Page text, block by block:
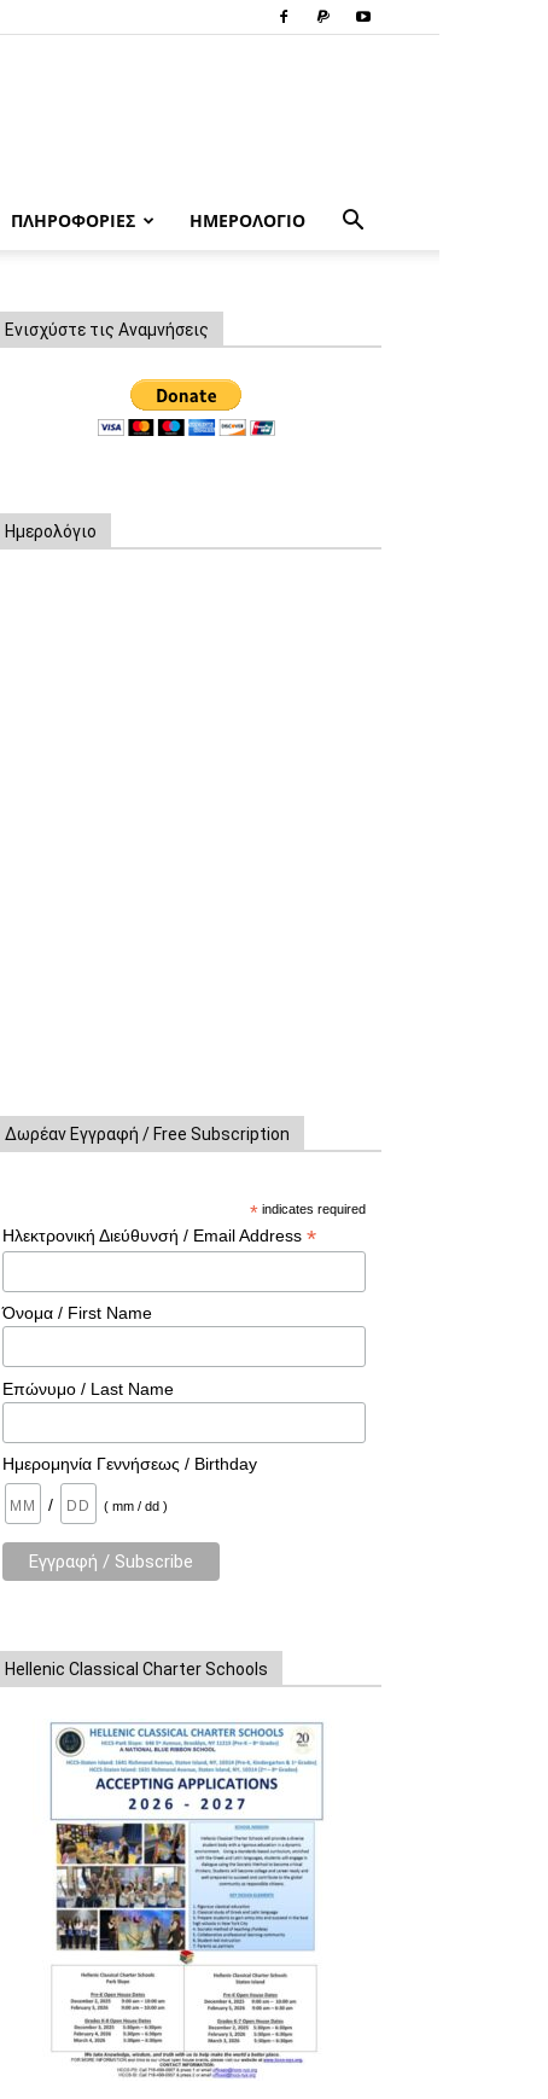
ΠΛΗΡΟΦΟΡΙΕΣ ΗΜΕΡΟΛΟΓΙΟ
Ενισχύστε τις Αναμνήσεις
Ημερολόγιο
Δωρέαν Εγγραφή / Free Subscription
* indicates required
Ηλεκτρονική Διεύθυνσή / Email Address *
Όνομα / First Name
Επώνυμο / Last Name
Ημερομηνία Γεννήσεως / Birthday
/ ( mm / dd )
Hellenic Classical Charter Schools